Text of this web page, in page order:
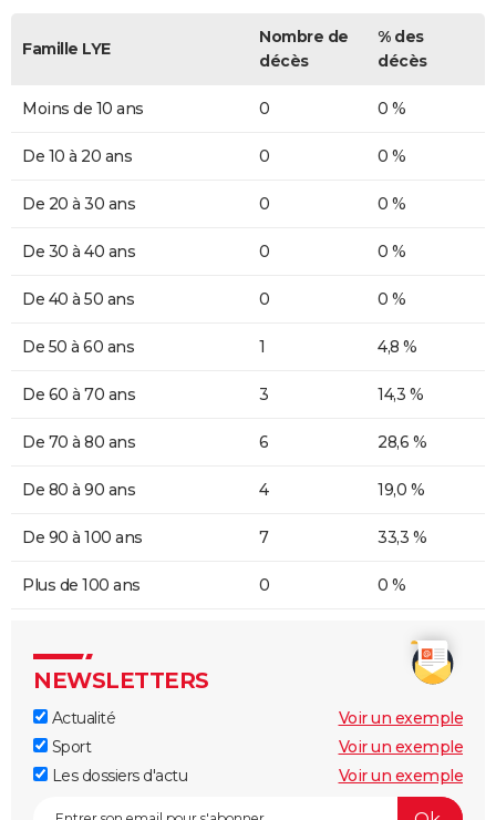
Famille LYE
Nombre de
décès
% des
décès
Moins de 10 ans 0 0 %
De 10 à 20 ans 0 0 %
De 20 à 30 ans 0 0 %
De 30 à 40 ans 0 0 %
De 40 à 50 ans 0 0 %
De 50 à 60 ans 1 4,8 %
De 60 à 70 ans 3 14,3 %
De 70 à 80 ans 6 28,6 %
De 80 à 90 ans 4 19,0 %
De 90 à 100 ans 7 33,3 %
Plus de 100 ans 0 0 %
NEWSLETTERS
Actualité
Voir un exemple
Sport
Voir un exemple
Les dossiers d'actu
Voir un exemple